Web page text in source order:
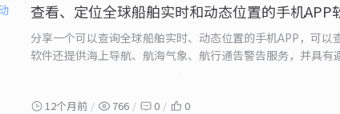
查看、定位全球船舶实时和动态位置的手机APP
分享一个可以查询全球船舶实时、动态位置的手机APP，可
软件还提供海上导航、航海气象、航行通告警告服务，并具
12个月前 766 0 0